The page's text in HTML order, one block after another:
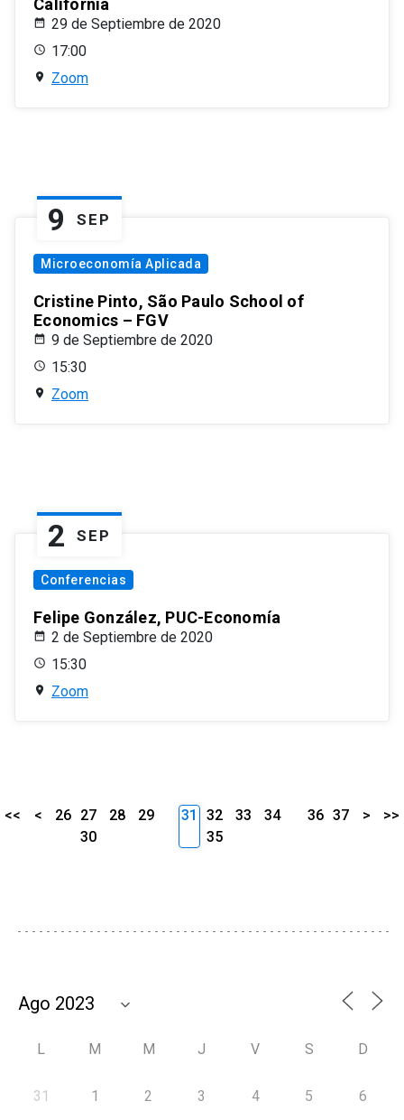
California
29 de Septiembre de 2020
17:00
Zoom
9 SEP
Microeconomía Aplicada
Cristine Pinto, São Paulo School of
Economics – FGV
9 de Septiembre de 2020
15:30
Zoom
2 SEP
Conferencias
Felipe González, PUC-Economía
2 de Septiembre de 2020
15:30
Zoom
<< < 26 27 28
29
30
31 32 33
34
35
36 37 > >>
L M M J V S D
31 1 2 3 4 5 6